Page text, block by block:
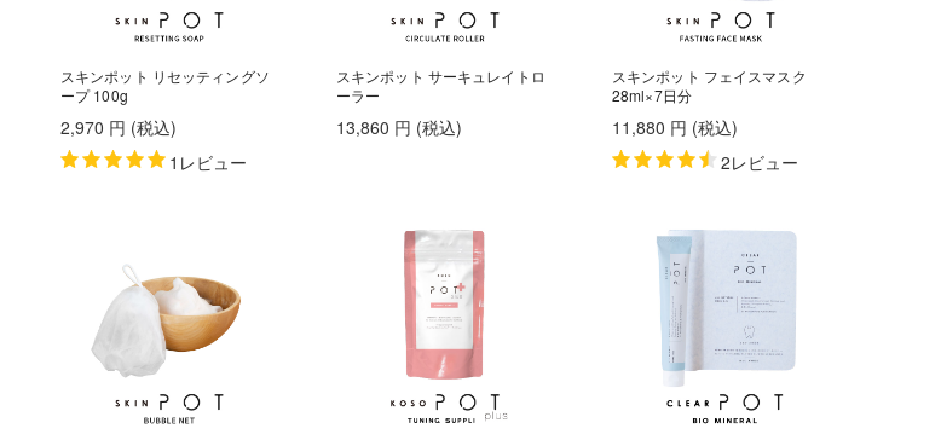
スキンポット リセッティングソ
ープ 100g
2,970 円 (税込)
1レビュー
スキンポット サーキュレイトロ
ーラー
13,860 円 (税込)
スキンポット フェイスマスク
28ml×7日分
11,880 円 (税込)
2レビュー